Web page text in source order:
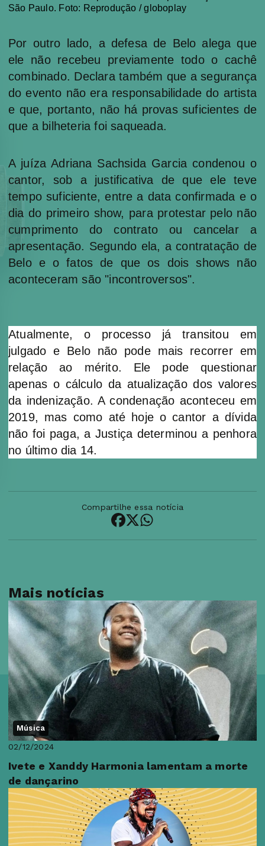
São Paulo. ​Foto: Reprodução / globoplay
Por outro lado, a defesa de Belo alega que
ele não recebeu previamente todo o cachê
combinado. Declara também que a segurança
do evento não era responsabilidade do artista
e que, portanto, não há provas suficientes de
que a bilheteria foi saqueada.
A juíza Adriana Sachsida Garcia condenou o
cantor, sob a justificativa de que ele teve
tempo suficiente, entre a data confirmada e o
dia do primeiro show, para protestar pelo não
cumprimento do contrato ou cancelar a
apresentação. Segundo ela, a contratação de
Belo e o fatos de que os dois shows não
aconteceram são "incontroversos".
Atualmente, o processo já transitou em
julgado e Belo não pode mais recorrer em
relação ao mérito. Ele pode questionar
apenas o cálculo da atualização dos valores
da indenização. A condenação aconteceu em
2019, mas como até hoje o cantor a dívida
não foi paga, a Justiça determinou a penhora
no último dia 14.
Compartilhe essa notícia
Mais notícias
Música
02/12/2024
Ivete e Xanddy Harmonia lamentam a morte
de dançarino